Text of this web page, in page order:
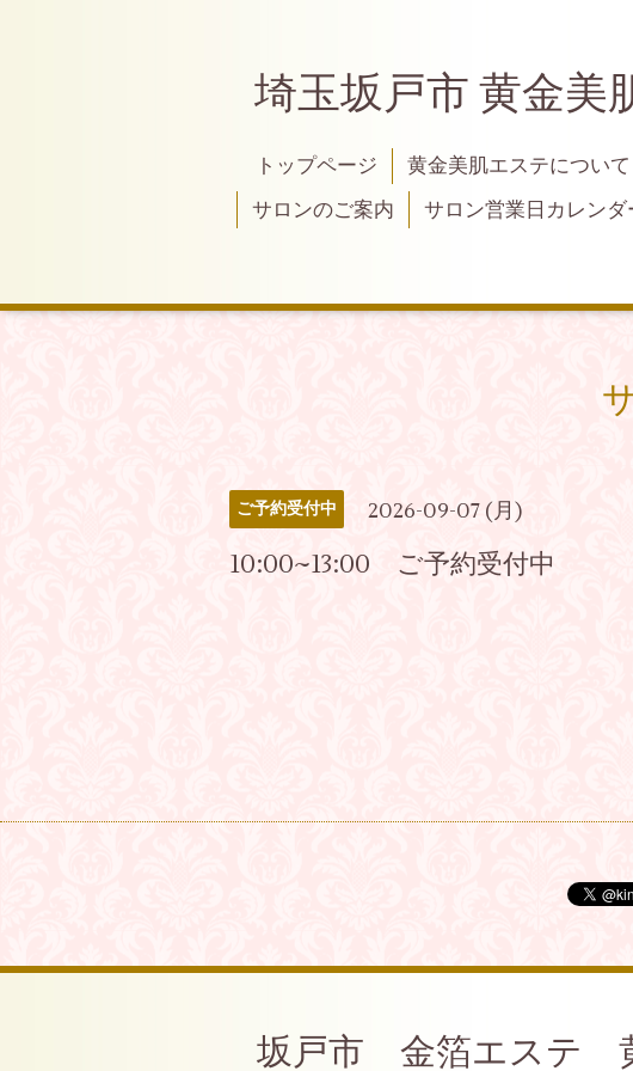
埼玉坂戸市 黄金
トップページ 黄金美肌エステについて
サロンのご案内
サロン営業日カレンダ
ご予約受付中 2026-09-07 (月)
10:00~13:00 ご予約受付中
坂戸市 金箔エステ